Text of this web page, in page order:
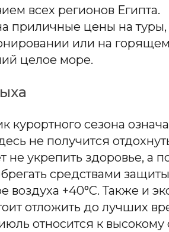
всех регионов Египта.
приличные цены на
или на горящем
целое море.
курортного сезона
не получится
укрепить здоровье, а
средствами
воздуха +40°C. Также и
отложить до лучших
относится к высокому